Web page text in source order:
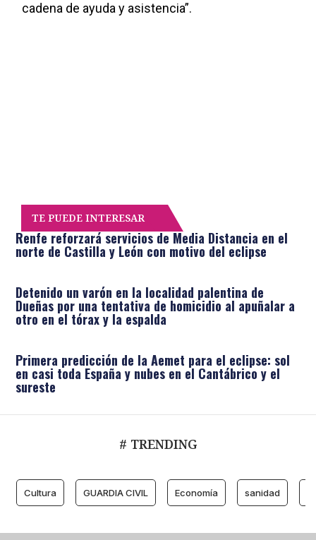
cadena de ayuda y asistencia”.
TE PUEDE INTERESAR
Renfe reforzará servicios de Media Distancia en el
norte de Castilla y León con motivo del eclipse
Detenido un varón en la localidad palentina de
Dueñas por una tentativa de homicidio al apuñalar a
otro en el tórax y la espalda
Primera predicción de la Aemet para el eclipse: sol
en casi toda España y nubes en el Cantábrico y el
sureste
# TRENDING
Cultura GUARDIA CIVIL Economía sanidad